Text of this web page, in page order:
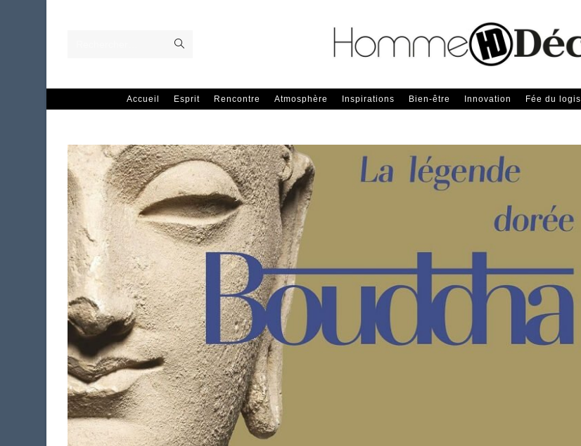
recherche
Accueil Esprit Rencontre Atmosphère Inspirations Bien-être Innovation Fée du logis